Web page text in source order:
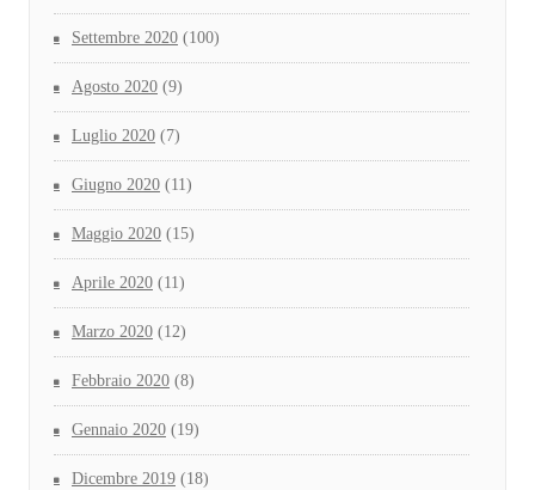
Settembre 2020 (100)
Agosto 2020 (9)
Luglio 2020 (7)
Giugno 2020 (11)
Maggio 2020 (15)
Aprile 2020 (11)
Marzo 2020 (12)
Febbraio 2020 (8)
Gennaio 2020 (19)
Dicembre 2019 (18)